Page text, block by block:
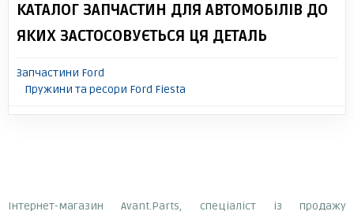
КАТАЛОГ ЗАПЧАСТИН ДЛЯ АВТОМОБІЛІВ ДО
ЯКИХ ЗАСТОСОВУЄТЬСЯ ЦЯ ДЕТАЛЬ
Запчастини Ford
Пружини та ресори Ford Fiesta
Інтернет-магазин Avant.Parts, спеціаліст із продажу